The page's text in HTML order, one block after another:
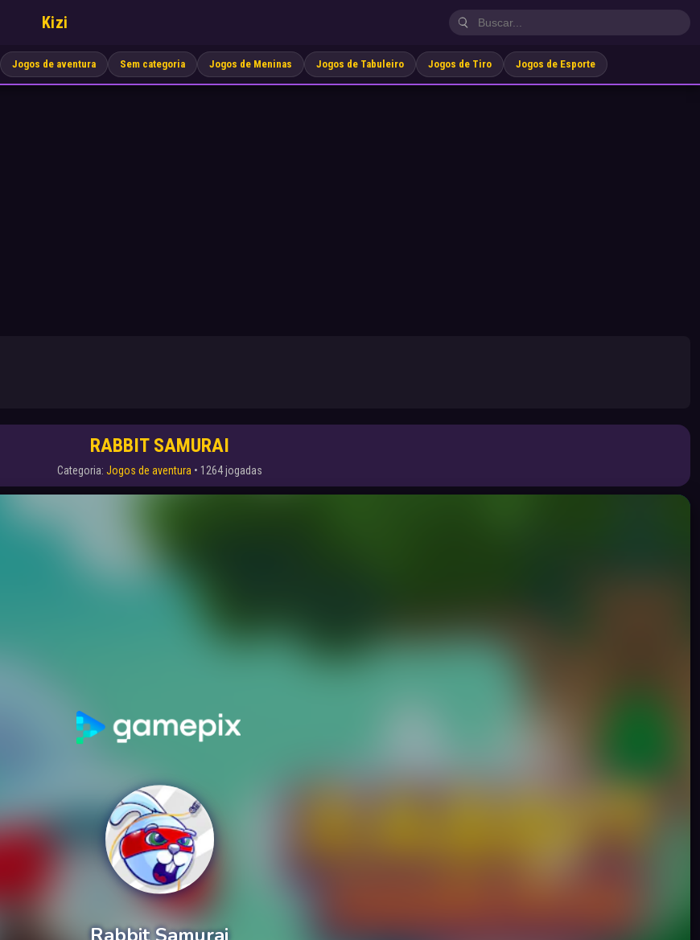
Kizi
Jogos de aventura Sem categoria Jogos de Meninas Jogos de Tabuleiro Jogos de Tiro Jogos de Esporte
RABBIT SAMURAI
Categoria: Jogos de aventura • 1264 jogadas